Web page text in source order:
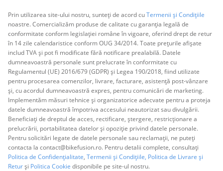
Prin utilizarea site-ului nostru, sunteți de acord cuTermenii și Condițiile
noastre. Comercializăm produse de calitate cu garanția legală de
conformitate conform legislației române în vigoare, oferind drept de retur
în 14 zile calendaristice conform OUG 34/2014. Toate prețurile afișate
includ TVA și pot fi modificate fără notificare prealabilă. Datele
dumneavoastră personale sunt prelucrate în conformitate cu
Regulamentul (UE) 2016/679 (GDPR) și Legea 190/2018, fiind utilizate
pentru procesarea comenzilor, livrare, facturare, asistență post-vânzare
și, cu acordul dumneavoastră expres, pentru comunicări de marketing.
Implementăm măsuri tehnice și organizatorice adecvate pentru a proteja
datele dumneavoastră împotriva accesului neautorizat sau divulgării.
Beneficiați de dreptul de acces, rectificare, ștergere, restricționare a
prelucrării, portabilitatea datelor și opoziție privind datele personale.
Pentru solicitări legate de datele personale sau reclamații, ne puteți
contacta la contact@bikefusion.ro. Pentru detalii complete, consultați
Politica de Confidențialitate, Termenii și Condițiile, Politica de Livrare și
Returși Politica Cookie disponibile pe site-ul nostru.